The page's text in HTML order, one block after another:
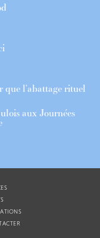
l’abattage rituel
aux Journées